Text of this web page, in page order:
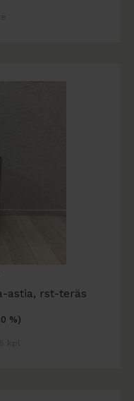
astia, rst-teräs
%)